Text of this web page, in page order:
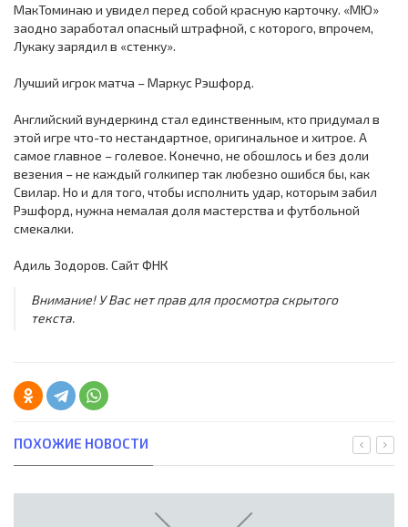
МакТоминаю и увидел перед собой красную карточку. «МЮ»
заодно заработал опасный штрафной, с которого, впрочем,
Лукаку зарядил в «стенку».
Лучший игрок матча – Маркус Рэшфорд.
Английский вундеркинд стал единственным, кто придумал в
этой игре что-то нестандартное, оригинальное и хитрое. А
самое главное – голевое. Конечно, не обошлось и без доли
везения – не каждый голкипер так любезно ошибся бы, как
Свилар. Но и для того, чтобы исполнить удар, которым забил
Рэшфорд, нужна немалая доля мастерства и футбольной
смекалки.
Адиль Зодоров. Сайт ФНК
Внимание! У Вас нет прав для просмотра скрытого
текста.
ПОХОЖИЕ НОВОСТИ